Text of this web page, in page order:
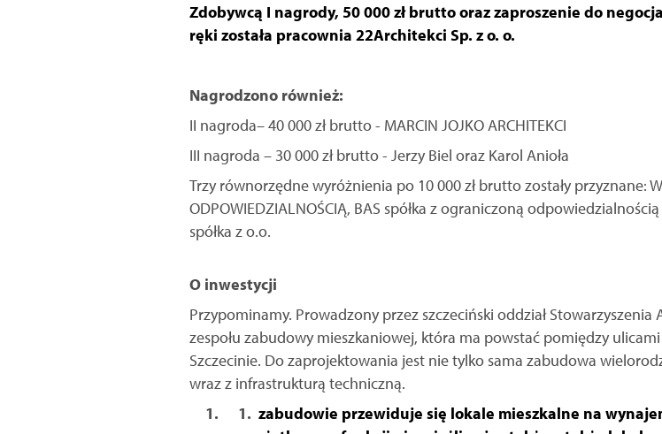
Zdobywcą I nagrody, 50 000 zł brutto oraz zaproszenie do
ręki została pracownia 22Architekci Sp. z o. o.
Nagrodzono również:
II nagroda– 40 000 zł brutto - MARCIN JOJKO ARCHITEKCI
III nagroda – 30 000 zł brutto - Jerzy Biel oraz Karol Anioła
Trzy równorzędne wyróżnienia po 10 000 zł brutto zostały przyznane:
ODPOWIEDZIALNOŚCIĄ, BAS spółka z ograniczoną
spółka z o.o.
O inwestycji
Przypominamy. Prowadzony przez szczeciński oddział
zespołu zabudowy mieszkaniowej, która ma powstać pomiędzy
Szczecinie. Do zaprojektowania jest nie tylko sama zabudowa
wraz z infrastrukturą techniczną.
zabudowie przewiduje się lokale mieszkalne na